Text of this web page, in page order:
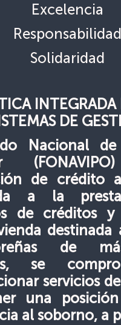
Excelencia
Responsabilidad
Solidaridad
INTEGRADA
DE
Nacional de
de crédito
a la
de créditos y
destinada
de
se
servicios
una
al soborno, a